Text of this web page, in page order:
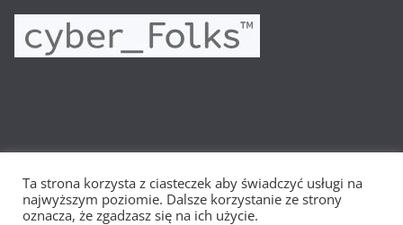
Prawa autorskie © 2026Wielkopolska Siatkówka. Wszystkie
prawa zastrzeżone.
Ta strona korzysta z ciasteczek aby świadczyć usługi na
najwyższym poziomie. Dalsze korzystanie ze strony
oznacza, że zgadzasz się na ich użycie.